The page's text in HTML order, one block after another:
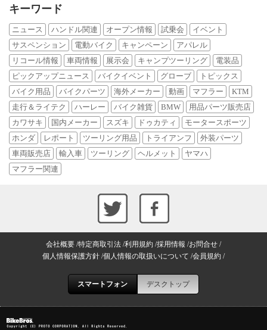
キーワード
ニュース ハンドル関連 オープン情報 試乗会
イベント
サスペンション
電動バイク キャンペーン
アパレル
リコール情報
車両情報 展示会 キャンプツーリング
電装品
ピックアップニュース
バイクイベント グローブ
トピックス
バイク用品
バイクパーツ 海外メーカー 動画 マフラー
KTM
走行＆ライテク
ハーレー バイク雑貨 BMW
用品パーツ販売店
カワサキ
国内メーカー スズキ ドゥカティ
モータースポーツ
ホンダ
レポート ツーリング用品 トライアンフ
外装パーツ
車両販売店
輸入車 ツーリング ヘルメット
ヤマハ
マフラー関連
会社概要 特定商取引法 利用規約 採用情報 お問合せ
個人情報保護方針 個人情報の取扱いについて 会員規約
スマートフォン デスクトップ